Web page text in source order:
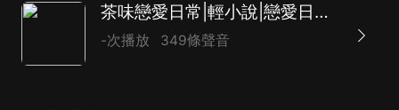
茶味戀愛日常|輕小說|戀愛日常|AI專輯
-次播放 349條聲音